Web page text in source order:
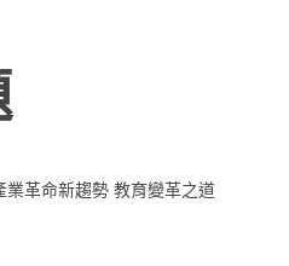
業革命新趨勢 教育變革之道